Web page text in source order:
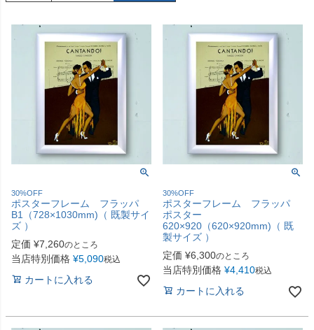
30%OFF
ポスターフレーム フラッパ
B1（728×1030mm)（ 既製サイ
ズ ）
定価 ¥7,260のところ
当店特別価格 ¥5,090税込
カートに入れる
30%OFF
ポスターフレーム フラッパ
ポスター
620×920（620×920mm)（ 既
製サイズ ）
定価 ¥6,300のところ
当店特別価格 ¥4,410税込
カートに入れる